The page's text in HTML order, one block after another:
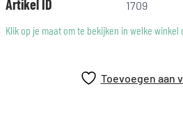
Buitenmateriaal: Kalfsleer
Materiaal hak: ABS
Type hak: Blokhak
Artikel ID
1709
Klik op je maat om te bekijken in welke
Toevoegen aan